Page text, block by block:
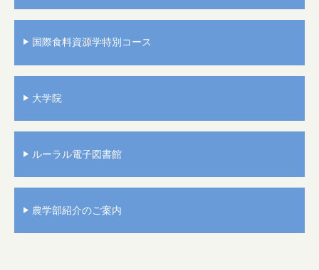
国際食料資源学特別コース
大学院
ルーラル電子図書館
農学部紹介のご案内